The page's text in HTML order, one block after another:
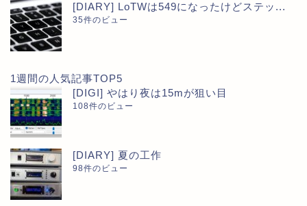
[DIARY] LoTWは549になったけどステッ...
35件のビュー
1週間の人気記事TOP5
[DIGI] やはり夜は15mが狙い目
108件のビュー
[DIARY] 夏の工作
98件のビュー